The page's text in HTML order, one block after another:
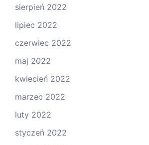
sierpień 2022
lipiec 2022
czerwiec 2022
maj 2022
kwiecień 2022
marzec 2022
luty 2022
styczeń 2022